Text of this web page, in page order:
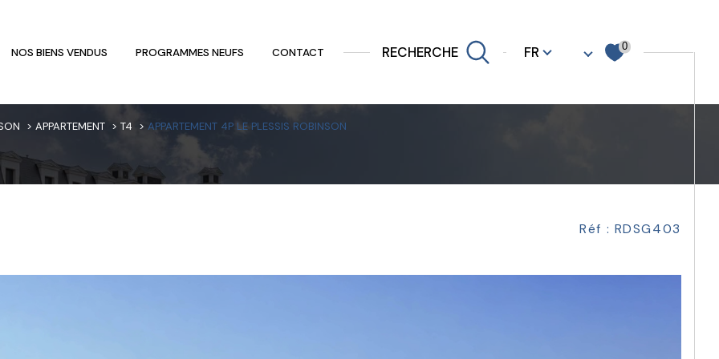
NOS BIENS VENDUS PROGRAMMES NEUFS CONTACT RECHERCHE Langue
FR 0
Voir les29annonces
APPARTEMENT T4 APPARTEMENT 4P LE PLESSIS ROBINSON
Réf : RDSG403